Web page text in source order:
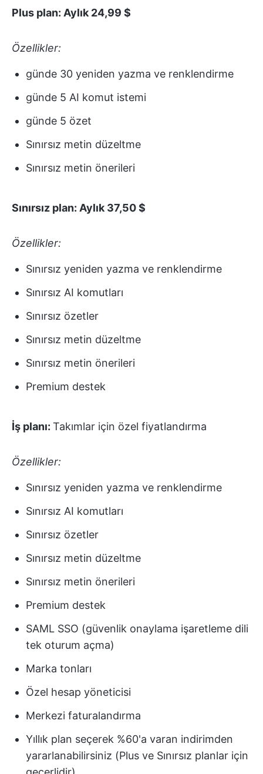
Plus plan: Aylık 24,99 $
Özellikler:
günde 30 yeniden yazma ve renklendirme
günde 5 AI komut istemi
günde 5 özet
Sınırsız metin düzeltme
Sınırsız metin önerileri
Sınırsız plan: Aylık 37,50 $
Özellikler:
Sınırsız yeniden yazma ve renklendirme
Sınırsız AI komutları
Sınırsız özetler
Sınırsız metin düzeltme
Sınırsız metin önerileri
Premium destek
İş planı: Takımlar için özel fiyatlandırma
Özellikler:
Sınırsız yeniden yazma ve renklendirme
Sınırsız AI komutları
Sınırsız özetler
Sınırsız metin düzeltme
Sınırsız metin önerileri
Premium destek
SAML SSO (güvenlik onaylama işaretleme dili
tek oturum açma)
Marka tonları
Özel hesap yöneticisi
Merkezi faturalandırma
Yıllık plan seçerek %60'a varan indirimden
yararlanabilirsiniz (Plus ve Sınırsız planlar için